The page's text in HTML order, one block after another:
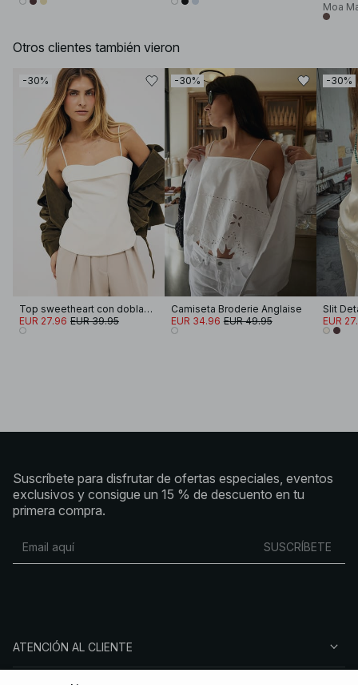
Moa
Otros clientes también vieron
-30%
Top sweetheart con dobladillo
EUR 27.96 EUR 39.95
-30%
Camiseta Broderie Anglaise
EUR 34.96 EUR 49.95
-30%
Slit
EUR
Suscríbete para disfrutar de ofertas especiales, eventos
exclusivos y consigue un 15 % de descuento en tu
primera compra.
SUSCRÍBETE
ATENCIÓN AL CLIENTE